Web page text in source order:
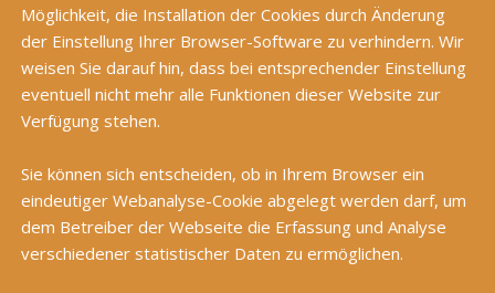
Möglichkeit, die Installation der Cookies durch Änderung
der Einstellung Ihrer Browser-Software zu verhindern. Wir
weisen Sie darauf hin, dass bei entsprechender Einstellung
eventuell nicht mehr alle Funktionen dieser Website zur
Verfügung stehen.
Sie können sich entscheiden, ob in Ihrem Browser ein
eindeutiger Webanalyse-Cookie abgelegt werden darf, um
dem Betreiber der Webseite die Erfassung und Analyse
verschiedener statistischer Daten zu ermöglichen.